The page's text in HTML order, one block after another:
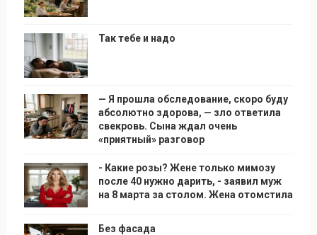
Так тебе и надо
— Я прошла обследование, скоро буду
абсолютно здорова, — зло ответила
свекровь. Сына ждал очень
«приятный» разговор
- Какие розы? Жене только мимозу
после 40 нужно дарить, - заявил муж
на 8 марта за столом. Жена отомстила
Без фасада